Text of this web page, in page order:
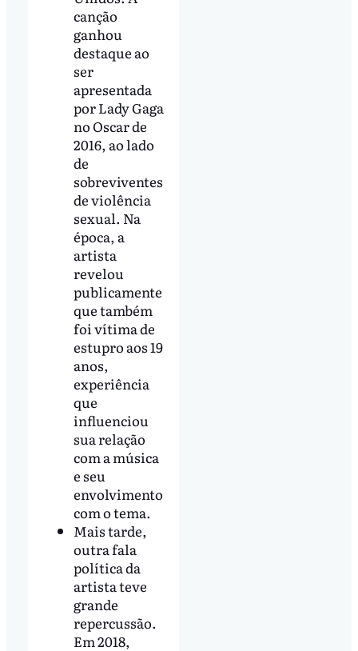
canção
ganhou
destaque ao
ser
apresentada
por Lady Gaga
no Oscar de
2016, ao lado
de
sobreviventes
de violência
sexual. Na
época, a
artista
revelou
publicamente
que também
foi vítima de
estupro aos 19
anos,
experiência
que
influenciou
sua relação
com a música
e seu
envolvimento
com o tema.
Mais tarde,
outra fala
política da
artista teve
grande
repercussão.
Em 2018,